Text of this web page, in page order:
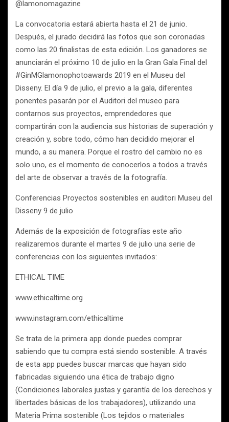
@lamonomagazine
La convocatoria estará abierta hasta el 21 de junio.
Después, el jurado decidirá las fotos que son coronadas
como las 20 finalistas de esta edición. Los ganadores se
anunciarán el próximo 10 de julio en la Gran Gala Final del
#GinMGlamonophotoawards 2019 en el Museu del
Disseny. El día 9 de julio, el previo a la gala, diferentes
ponentes pasarán por el Auditori del museo para
contarnos sus proyectos, emprendedores que
compartirán con la audiencia sus historias de superación y
creación y, sobre todo, cómo han decidido mejorar el
mundo, a su manera. Porque el rostro del cambio no es
solo uno, es el momento de conocerlos a todos a través
del arte de observar a través de la fotografía.
Conferencias Proyectos sostenibles en auditori Museu del
Disseny 9 de julio
Además de la exposición de fotografías este año
realizaremos durante el martes 9 de julio una serie de
conferencias con los siguientes invitados:
ETHICAL TIME
www.ethicaltime.org
www.instagram.com/ethicaltime
Se trata de la primera app donde puedes comprar
sabiendo que tu compra está siendo sostenible. A través
de esta app puedes buscar marcas que hayan sido
fabricadas siguiendo una ética de trabajo digno
(Condiciones laborales justas y garantía de los derechos y
libertades básicas de los trabajadores), utilizando una
Materia Prima sostenible (Los tejidos o materiales